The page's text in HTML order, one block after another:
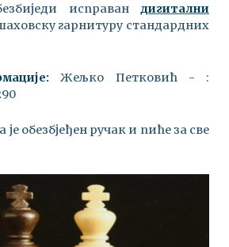
исправан дигитални
гарнитуру стандардних
Жељко Петковић - :
обезбјеђен ручак и пиће за све